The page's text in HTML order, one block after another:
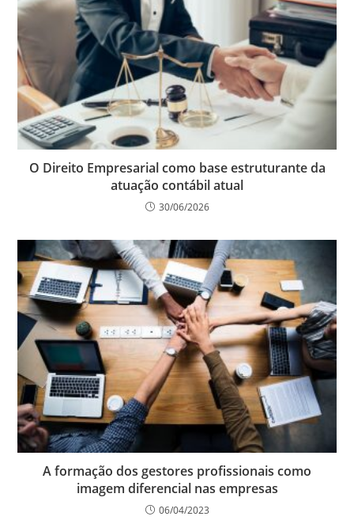
O Direito Empresarial como base estruturante da
atuação contábil atual
30/06/2026
A formação dos gestores profissionais como
imagem diferencial nas empresas
06/04/2023